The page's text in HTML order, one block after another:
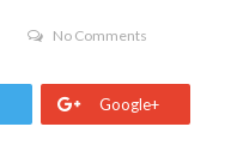
No Comments
Google+